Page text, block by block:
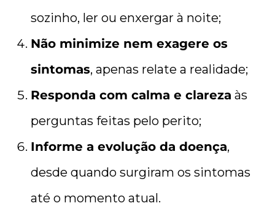
sozinho, ler ou enxergar à noite;
Não minimize nem exagere os
sintomas, apenas relate a realidade;
Responda com calma e clareza às
perguntas feitas pelo perito;
Informe a evolução da doença,
desde quando surgiram os sintomas
até o momento atual.